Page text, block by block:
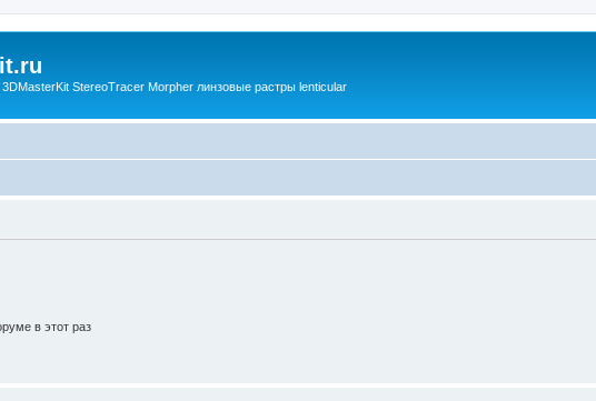
StereoTracer Morpher линзовые растры lenticular
в этот раз